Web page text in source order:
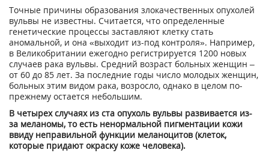
Точные причины образования злокачественных опухолей
вульвы не известны. Считается, что определенные
генетические процессы заставляют клетку стать
аномальной, и она «выходит из-под контроля». Например,
в Великобритании ежегодно регистрируется 1200 новых
случаев рака вульвы. Средний возраст больных женщин –
от 60 до 85 лет. За последние годы число молодых женщин,
больных этим видом рака, возросло, однако в целом по-
прежнему остается небольшим.
В четырех случаях из ста опухоль вульвы развивается из-
за меланомы, то есть ненормальной пигментации кожи
ввиду неправильной функции меланоцитов (клеток,
которые придают окраску коже человека).